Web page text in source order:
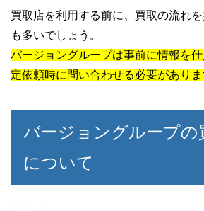
買取店を利用する前に、買取の流れ
も多いでしょう。
バージョングループは事前に情報を
定依頼時に問い合わせる必要がありま
バージョングループの
について